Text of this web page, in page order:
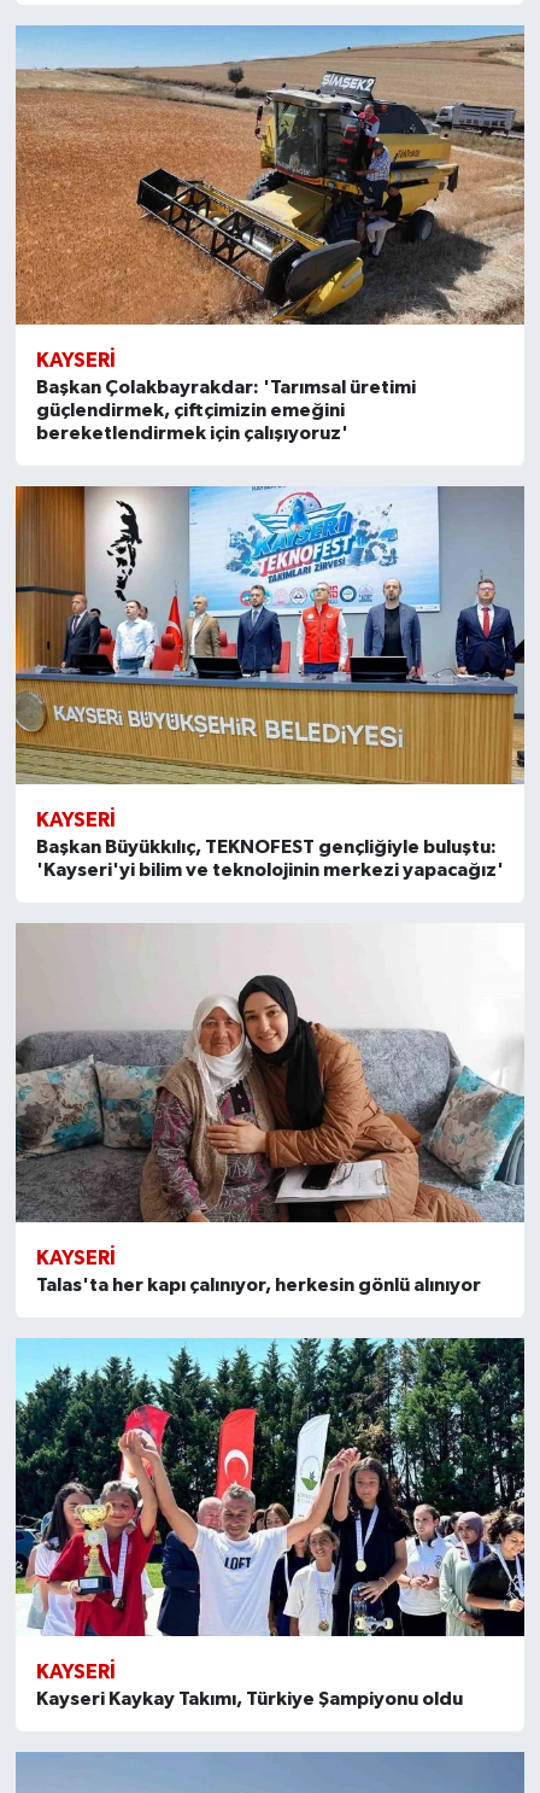
KAYSERI
Başkan Çolakbayrakdar: 'Tarımsal üretimi
güçlendirmek, çiftçimizin emeğini
bereketlendirmek için çalışıyoruz'
KAYSERI
Başkan Büyükkılıç, TEKNOFEST gençliğiyle buluştu:
'Kayseri'yi bilim ve teknolojinin merkezi yapacağız'
KAYSERI
Talas'ta her kapı çalınıyor, herkesin gönlü alınıyor
KAYSERI
Kayseri Kaykay Takımı, Türkiye Şampiyonu oldu